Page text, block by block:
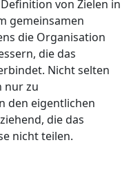
von Zielen in
gemeinsamen
die Organisation
die das
Nicht selten
nur zu
den eigentlichen
die das
nicht teilen.